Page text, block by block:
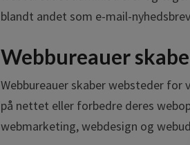
blandt andet som e-mail-
Webbureauer
Webbureauer skaber websteder
på nettet eller forbedre deres
webmarketing, webdesign og